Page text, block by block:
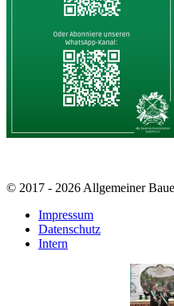
© 2017 - 2026 Allgemeiner
Impressum
Datenschutz
Intern